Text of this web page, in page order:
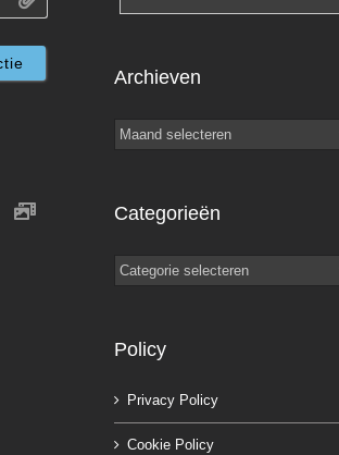
Archieven
Archieven
Categorieën
Categorieën
Policy
Privacy Policy
Cookie Policy